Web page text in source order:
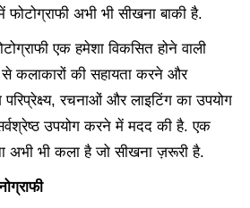
अभी भी सीखना बाकी है.
एक हमेशा विकसित होने वाली
कलाकारों की सहायता करने और
रचनाओं और लाइटिंग का उपयोग
उपयोग करने में मदद की है. एक
अभी भी कला है जो सीखना ज़रूरी है.